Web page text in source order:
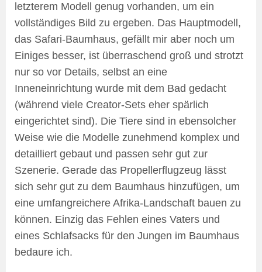
letzterem Modell genug vorhanden, um ein
vollständiges Bild zu ergeben. Das Hauptmodell,
das Safari-Baumhaus, gefällt mir aber noch um
Einiges besser, ist überraschend groß und strotzt
nur so vor Details, selbst an eine
Inneneinrichtung wurde mit dem Bad gedacht
(während viele Creator-Sets eher spärlich
eingerichtet sind). Die Tiere sind in ebensolcher
Weise wie die Modelle zunehmend komplex und
detailliert gebaut und passen sehr gut zur
Szenerie. Gerade das Propellerflugzeug lässt
sich sehr gut zu dem Baumhaus hinzufügen, um
eine umfangreichere Afrika-Landschaft bauen zu
können. Einzig das Fehlen eines Vaters und
eines Schlafsacks für den Jungen im Baumhaus
bedaure ich.